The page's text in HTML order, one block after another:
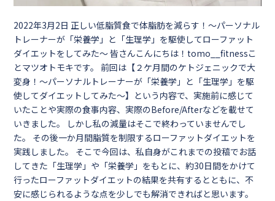
2022年3月2日 正しい低脂質食で体脂肪を減らす！～パーソナル
トレーナーが「栄養学」と「生理学」を駆使してローファット
ダイエットをしてみた～ 皆さんこんにちは！tomo__fitnessこ
とマツオトモキです。 前回は【２ケ月間のケトジェニックで大
変身！～パーソナルトレーナーが「栄養学」と「生理学」を駆
使してダイエットしてみた～】という内容で、実施前に感じて
いたことや実際の食事内容、実際のBefore/Afterなどを載せて
いきました。 しかし私の減量はそこで終わっていませんでし
た。 その後一か月間脂質を制限するローファットダイエットを
実践しました。 そこで今回は、私自身がこれまでの投稿でお話
してきた「生理学」や「栄養学」をもとに、約30日間をかけて
行ったローファットダイエットの結果を共有するとともに、不
安に感じられるような点を少しでも解消できればと思います。